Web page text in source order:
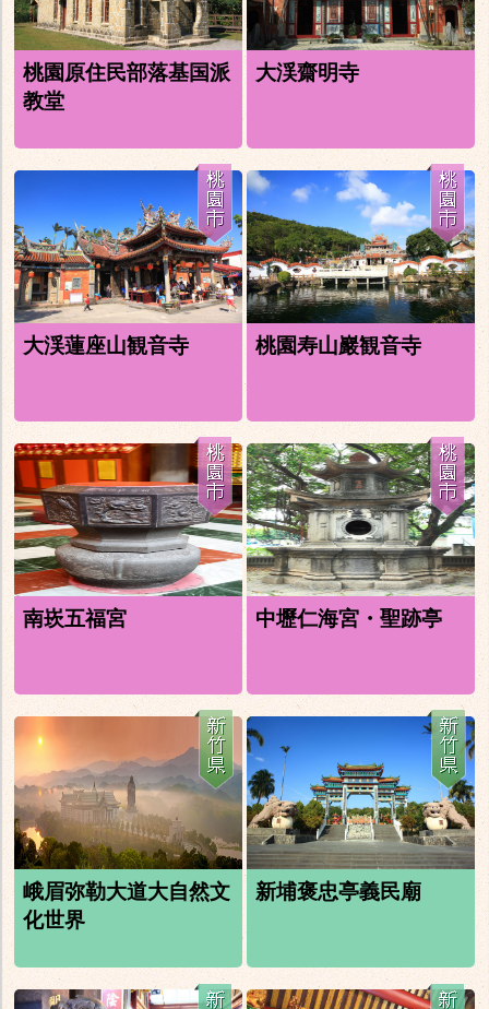
桃園原住民部落基国派
教堂
大渓齋明寺
大渓蓮座山観音寺 桃園寿山巖観音寺
南崁五福宮 中壢仁海宮・聖跡亭
峨眉弥勒大道大自然文
化世界
新埔褒忠亭義民廟